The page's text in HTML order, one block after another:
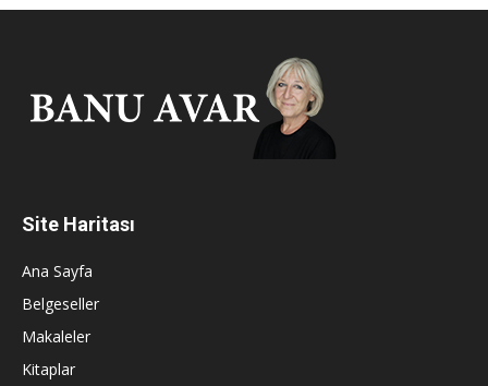
Site Haritası
Ana Sayfa
Belgeseller
Makaleler
Kitaplar